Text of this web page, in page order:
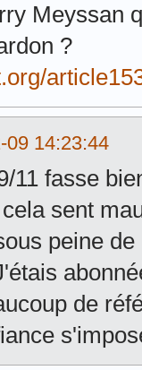
Meyssan
?
09 14:23:44
11 fasse
sent
peine
de